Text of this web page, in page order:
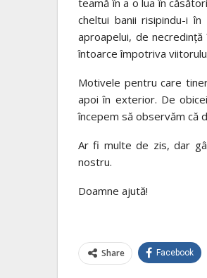
cheltui banii risipindu-i
aproapelui, de
întoarce împotriva
Motivele pentru care
apoi în exterior. De
începem să observăm că
Ar fi multe de zis, dar
nostru.
Doamne ajută!
Share Facebook